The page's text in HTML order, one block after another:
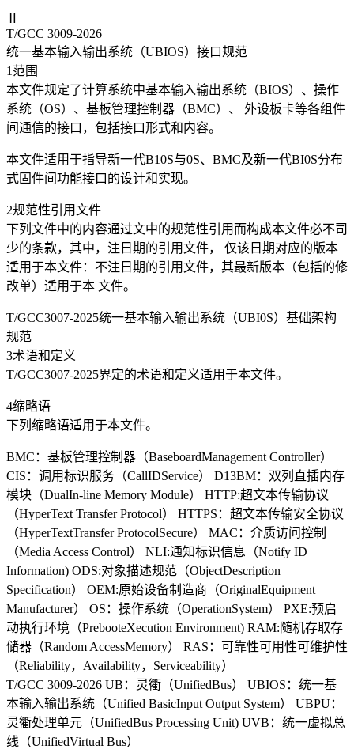
T/GCC 3009-2026
统一基本输入输出系统（UBIOS）接口规范
1范围
本文件规定了计算系统中基本输入输出系统（BIOS）、操作
系统（OS）、基板管理控制器（BMC）、 外设板卡等各组件
间通信的接口，包括接口形式和内容。
本文件适用于指导新一代B10S与0S、BMC及新一代BI0S分布
式固件间功能接口的设计和实现。
2规范性引用文件
下列文件中的内容通过文中的规范性引用而构成本文件必不司
少的条款，其中，注日期的引用文件， 仅该日期对应的版本
适用于本文件：不注日期的引用文件，其最新版本（包括的修
改单）适用于本 文件。
T/GCC3007-2025统一基本输入输出系统（UBI0S）基础架构
规范
3术语和定义
T/GCC3007-2025界定的术语和定义适用于本文件。
4缩略语
下列缩略语适用于本文件。
BMC：基板管理控制器（BaseboardManagement Controller）
CIS：调用标识服务（CallIDService） D13BM：双列直插内存
模块（DualIn-line Memory Module） HTTP:超文本传输协议
（HyperText Transfer Protocol） HTTPS：超文本传输安全协议
（HyperTextTransfer ProtocolSecure） MAC：介质访问控制
（Media Access Control） NLI:通知标识信息（Notify ID
Information) ODS:对象描述规范（ObjectDescription
Specification） OEM:原始设备制造商（OriginalEquipment
Manufacturer） OS：操作系统（OperationSystem） PXE:预启
动执行环境（PrebooteXecution Environment) RAM:随机存取存
储器（Random AccessMemory） RAS：可靠性可用性可维护性
（Reliability，Availability，Serviceability）
T/GCC 3009-2026 UB：灵衢（UnifiedBus） UBIOS：统一基
本输入输出系统（Unified BasicInput Output System） UBPU：
灵衢处理单元（UnifiedBus Processing Unit) UVB：统一虚拟总
线（UnifiedVirtual Bus）